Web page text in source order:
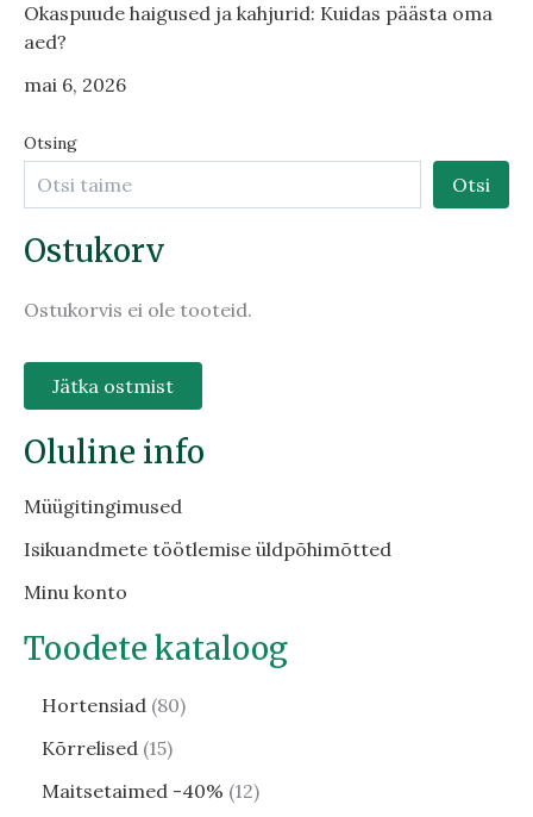
Okaspuude haigused ja kahjurid: Kuidas päästa oma
aed?
mai 6, 2026
Otsing
Otsi
Ostukorv
Ostukorvis ei ole tooteid.
Jätka ostmist
Oluline info
Müügitingimused
Isikuandmete töötlemise üldpõhimõtted
Minu konto
Toodete kataloog
Hortensiad 80
Kõrrelised 15
Maitsetaimed -40% 12